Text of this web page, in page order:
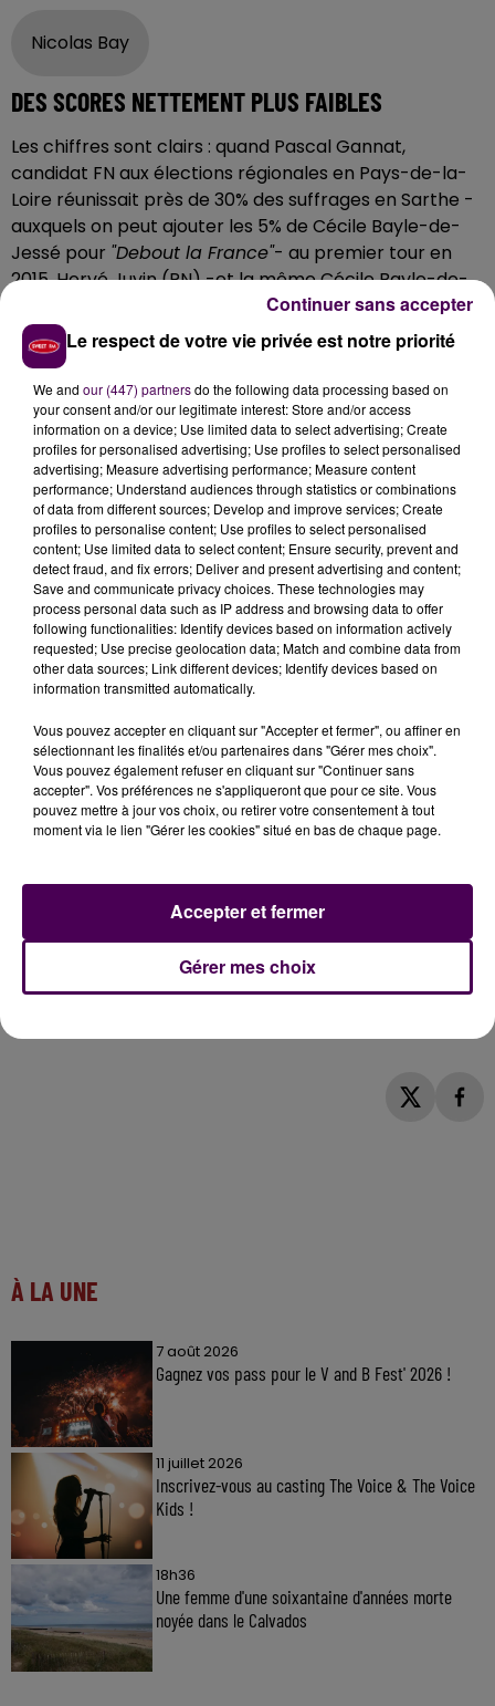
Nicolas Bay
DES SCORES NETTEMENT PLUS FAIBLES
Les chiffres sont clairs : quand Pascal Gannat,
candidat FN aux élections régionales en Pays-de-la-
Loire réunissait près de 30% des suffrages en Sarthe -
auxquels on peut ajouter les 5% de Cécile Bayle-de-
Jessé pour "Debout la France"- au premier tour en
2015, Hervé Juvin (RN) -et la même Cécile Bayle-de-
Jessé- ne totalisaient plus que 18,2% des votes ce
dimanche 20 juin.Même"effondrement"en
Mayenne : moins 13,8% en six ans
. Entre 2015 et 2021,
Nicolas Bay, dans l’Orne cette fois, a perdu dix points
au premier tour. Même décrochage pour la
candidature FN -devenue RN- aux régionales en
Centre-Val-de-Loire qu’il s’agisse de l’Eure-et-Loir ou
du Loir-et-Cher.
44 500 BULLETINS DE MOINS EN SIX ANS
Mieux que des pourcentages abstraits, quelques
données concrètes : entre les premiers tours 2015 et
2021 de l’élection régionale en Normandie, l’extrême-
droite a perdu 22 500 électeurs dans le département
de l’Orne. Pour le même scrutin en Centre-Val-de-
et-Cher. Plus impressionnant encore : en Sarthe, le
différentiel négatif est de près de 44 500 votants !
"Savoir que 70% des habitants dans ce pays ne se
sont pas préoccupé de ces élections, c’est soit qu’il
y a eu un problème ponctuel de communication, soit
mois d’une présidentielle, c’est inquiétant !
conclut
froidement Aleksandar Nikolic, candidat RN en
Centre-Val-de-Loire.
À LA UNE
7 août 2026
Gagnez vos pass pour le V and B Fest' 2026 !
11 juillet 2026
Inscrivez-vous au casting The Voice & The Voice
Kids !
18h36
Une femme d'une soixantaine d'années morte
noyée dans le Calvados
Le respect de votre vie privée est notre priorité
We and our (447) partnersdo the following data processing based on
your consent and/or our legitimate interest: Store and/or access
information on a device; Use limited data to select advertising; Create
profiles for personalised advertising; Use profiles to select personalised
advertising; Measure advertising performance; Measure content
performance; Understand audiences through statistics or combinations
of data from different sources; Develop and improve services; Create
profiles to personalise content; Use profiles to select personalised
content; Use limited data to select content; Ensure security, prevent and
detect fraud, and fix errors; Deliver and present advertising and content;
Save and communicate privacy choices. These technologies may
process personal data such as IP address and browsing data to offer
following functionalities: Identify devices based on information actively
requested; Use precise geolocation data; Match and combine data from
other data sources; Link different devices; Identify devices based on
information transmitted automatically.
Vous pouvez accepter en cliquant sur "Accepter et fermer", ou affiner en
sélectionnant les finalités et/ou partenaires dans "Gérer mes choix".
Vous pouvez également refuser en cliquant sur "Continuer sans
accepter". Vos préférences ne s'appliqueront que pour ce site. Vous
pouvez mettre à jour vos choix, ou retirer votre consentement à tout
moment via le lien "Gérer les cookies" situé en bas de chaque page.
Gérer mes choix
Accepter et fermer
Continuer sans accepter